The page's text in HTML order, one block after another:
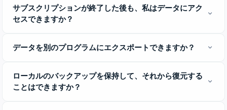
サブスクリプションが終了した後も、私はデータにアク
セスできますか？
expand_more
データを別のプログラムにエクスポートできますか？ expand_more
ローカルのバックアップを保持して、それから復元する
ことはできますか？
expand_more